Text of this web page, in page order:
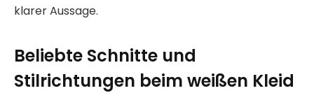
klarer Aussage.
Beliebte Schnitte und
Stilrichtungen beim weißen Kleid